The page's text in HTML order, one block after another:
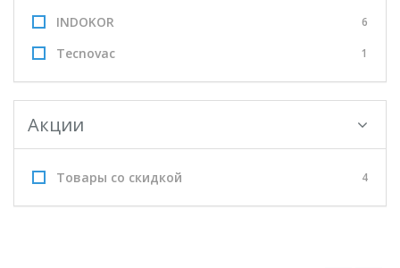
INDOKOR 6
Tecnovac 1
Акции
Товары со скидкой 4